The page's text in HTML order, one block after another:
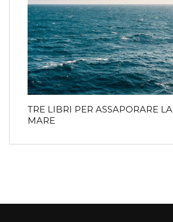
TRE LIBRI PER ASSAPORARE
MARE